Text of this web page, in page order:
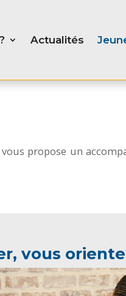
Actualités
propose un
vous